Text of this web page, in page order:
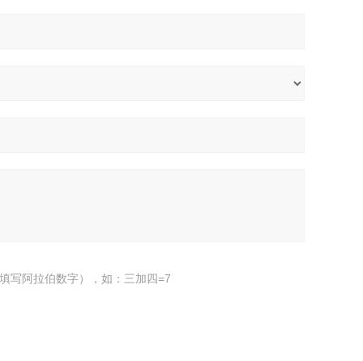
写阿拉伯数字），如：三加四=7